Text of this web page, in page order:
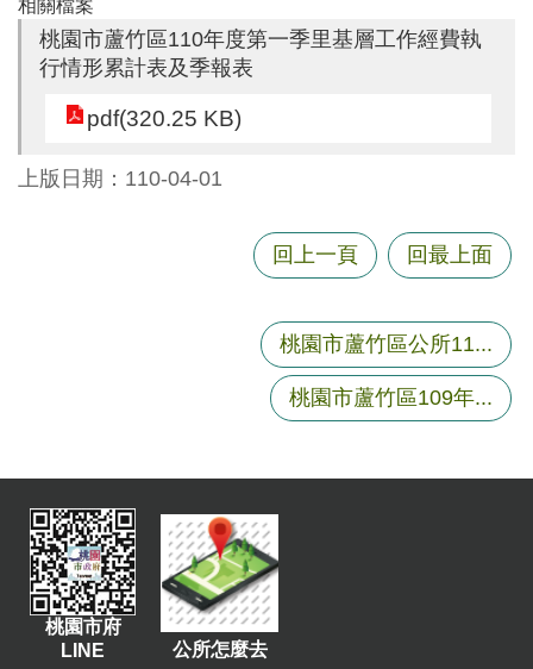
區
介
民
資
訊
機
關
相關檔案
桃園市蘆竹區110年度第一季里基層工作經費執
行情形累計表及季報表
pdf(320.25 KB)
上版日期：110-04-01
回上一頁 回最上面
桃園市蘆竹區公所11...
桃園市蘆竹區109年...
桃園市府
LINE
公所怎麼去